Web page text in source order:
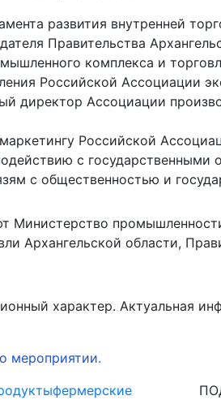
развития внутренней
Правительства
комплекса и
Российской Ассоциации
директор Ассоциации
Российской
с государственными
с общественностью и
Министерство
Архангельской области,
характер. Актуальная
мероприятии.
фермерские